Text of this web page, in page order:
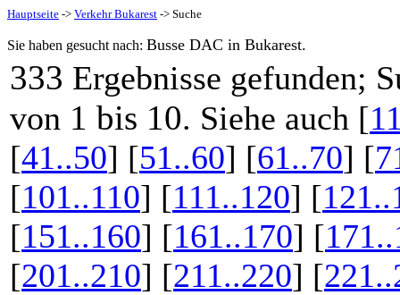
Hauptseite -> Verkehr Bukarest -> Suche
Sie haben gesucht nach: Busse DAC in Bukarest.
333 Ergebnisse gefunden;
von 1 bis 10. Siehe auch [
[41..50] [51..60] [61..70] [
[101..110] [111..120] [
[151..160] [161..170] [
[201..210] [211..220] [